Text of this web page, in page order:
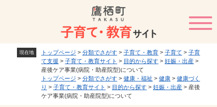
メニューを飛ばして本文へ
現在地 トップページ > 分類でさがす > 子育て・教育 > 子育て > 子育
て支援 > 子育て・教育サイト > 目的から探す > 妊娠・出産 >
産後ケア事業(病院・助産院型)について
トップページ > 分類でさがす > 健康・福祉 > 健康 > 健康づく
り > 子育て・教育サイト > 目的から探す > 妊娠・出産 > 産後
ケア事業(病院・助産院型)について